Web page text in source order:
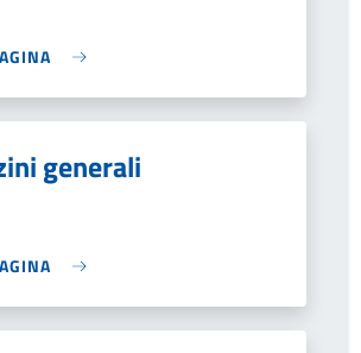
generali